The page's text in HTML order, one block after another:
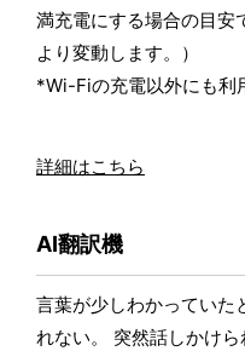
満充電にする場合の目安
より変動します。）
*Wi-Fiの充電以外にも利
詳細はこちら
AI翻訳機
言葉が少しわかっていた
れない。 突然話しかけ